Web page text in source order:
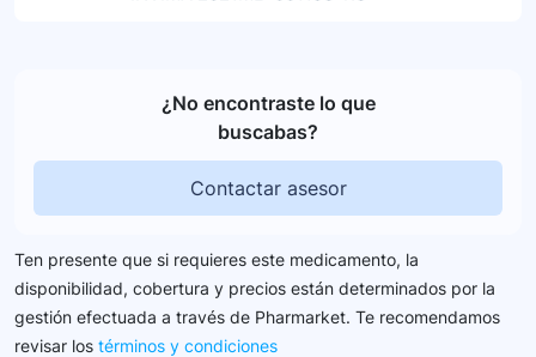
¿No encontraste lo que
buscabas?
Contactar asesor
Ten presente que si requieres este medicamento, la
disponibilidad, cobertura y precios están determinados por la
gestión efectuada a través de Pharmarket. Te recomendamos
revisar los términos y condiciones